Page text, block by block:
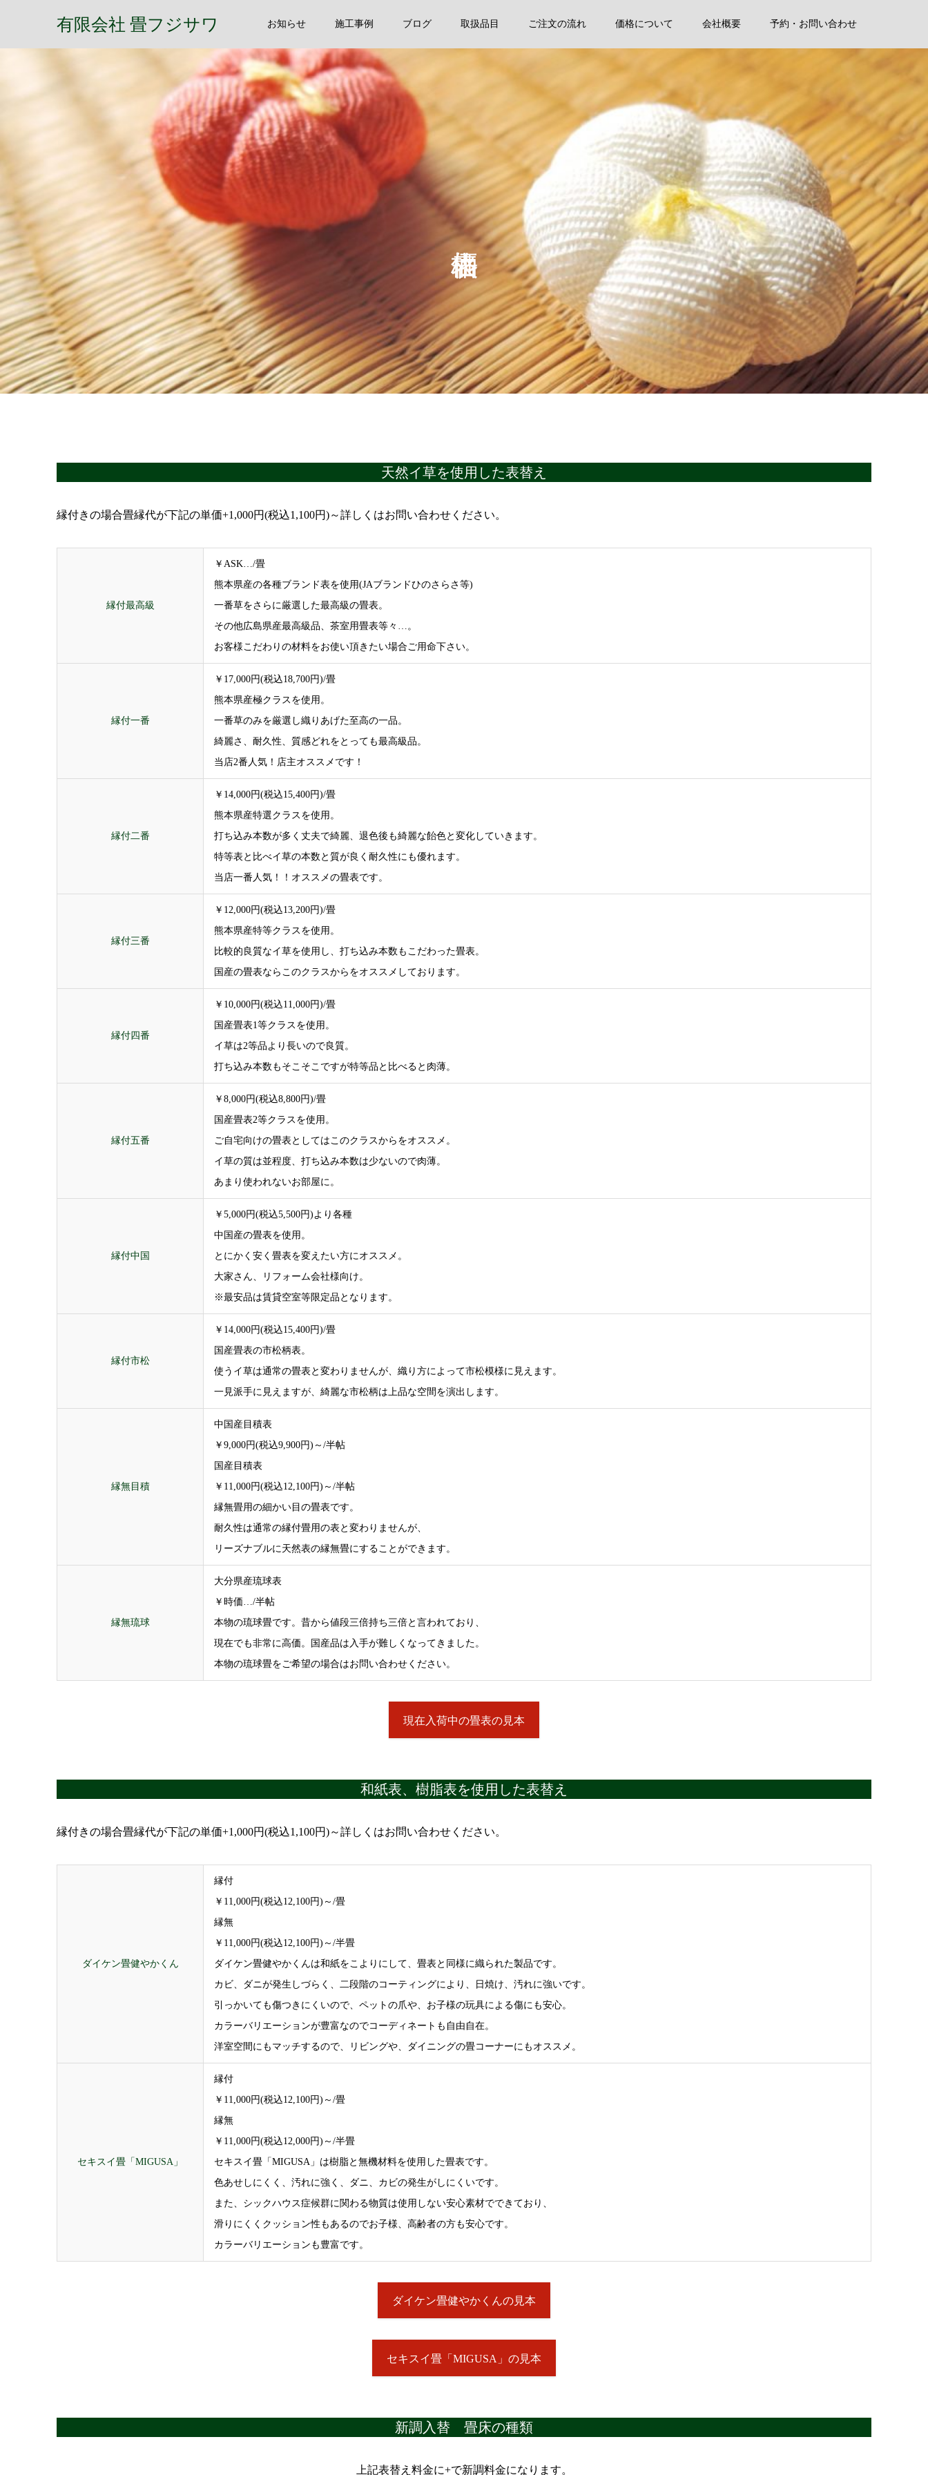
有限会社 畳フジサワ お知らせ 施工事例 ブログ 取扱品目 ご注文の流れ 価格について 会社概要 予約・お問い合わせ
天然イ草を使用した表替え
縁付きの場合畳縁代が下記の単価+1,000円(税込1,100円)～詳しくはお問い合わせください。
縁付最高級
￥ASK…/畳
熊本県産の各種ブランド表を使用(JAブランドひのさらさ等)
一番草をさらに厳選した最高級の畳表。
その他広島県産最高級品、茶室用畳表等々…。
お客様こだわりの材料をお使い頂きたい場合ご用命下さい。
縁付一番
￥17,000円(税込18,700円)/畳
熊本県産極クラスを使用。
一番草のみを厳選し織りあげた至高の一品。
綺麗さ、耐久性、質感どれをとっても最高級品。
当店2番人気！店主オススメです！
縁付二番
￥14,000円(税込15,400円)/畳
熊本県産特選クラスを使用。
打ち込み本数が多く丈夫で綺麗、退色後も綺麗な飴色と変化していきます。
特等表と比べイ草の本数と質が良く耐久性にも優れます。
当店一番人気！！オススメの畳表です。
縁付三番
￥12,000円(税込13,200円)/畳
熊本県産特等クラスを使用。
比較的良質なイ草を使用し、打ち込み本数もこだわった畳表。
国産の畳表ならこのクラスからをオススメしております。
縁付四番
￥10,000円(税込11,000円)/畳
国産畳表1等クラスを使用。
イ草は2等品より長いので良質。
打ち込み本数もそこそこですが特等品と比べると肉薄。
縁付五番
￥8,000円(税込8,800円)/畳
国産畳表2等クラスを使用。
ご自宅向けの畳表としてはこのクラスからをオススメ。
イ草の質は並程度、打ち込み本数は少ないので肉薄。
あまり使われないお部屋に。
縁付中国
￥5,000円(税込5,500円)より各種
中国産の畳表を使用。
とにかく安く畳表を変えたい方にオススメ。
大家さん、リフォーム会社様向け。
※最安品は賃貸空室等限定品となります。
縁付市松
￥14,000円(税込15,400円)/畳
国産畳表の市松柄表。
使うイ草は通常の畳表と変わりませんが、織り方によって市松模様に見えます。
一見派手に見えますが、綺麗な市松柄は上品な空間を演出します。
縁無目積
中国産目積表
￥9,000円(税込9,900円)～/半帖
国産目積表
￥11,000円(税込12,100円)～/半帖
縁無畳用の細かい目の畳表です。
耐久性は通常の縁付畳用の表と変わりませんが、
リーズナブルに天然表の縁無畳にすることができます。
縁無琉球
大分県産琉球表
￥時価…/半帖
本物の琉球畳です。昔から値段三倍持ち三倍と言われており、
現在でも非常に高価。国産品は入手が難しくなってきました。
本物の琉球畳をご希望の場合はお問い合わせください。
現在入荷中の畳表の見本
和紙表、樹脂表を使用した表替え
縁付きの場合畳縁代が下記の単価+1,000円(税込1,100円)～詳しくはお問い合わせください。
ダイケン畳健やかくん
縁付
￥11,000円(税込12,100円)～/畳
縁無
￥11,000円(税込12,100円)～/半畳
ダイケン畳健やかくんは和紙をこよりにして、畳表と同様に織られた製品です。
カビ、ダニが発生しづらく、二段階のコーティングにより、日焼け、汚れに強いです。
引っかいても傷つきにくいので、ペットの爪や、お子様の玩具による傷にも安心。
カラーバリエーションが豊富なのでコーディネートも自由自在。
洋室空間にもマッチするので、リビングや、ダイニングの畳コーナーにもオススメ。
セキスイ畳「MIGUSA」
縁付
￥11,000円(税込12,100円)～/畳
縁無
￥11,000円(税込12,000円)～/半畳
セキスイ畳「MIGUSA」は樹脂と無機材料を使用した畳表です。
色あせしにくく、汚れに強く、ダニ、カビの発生がしにくいです。
また、シックハウス症候群に関わる物質は使用しない安心素材でできており、
滑りにくくクッション性もあるのでお子様、高齢者の方も安心です。
カラーバリエーションも豊富です。
ダイケン畳健やかくんの見本
セキスイ畳「MIGUSA」の見本
新調入替 畳床の種類
上記表替え料金に+で新調料金になります。